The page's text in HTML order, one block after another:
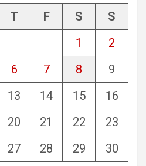
T F S
S
1
2
6 7 8
9
13 14 15
16
20 21 22
23
27 28 29
30